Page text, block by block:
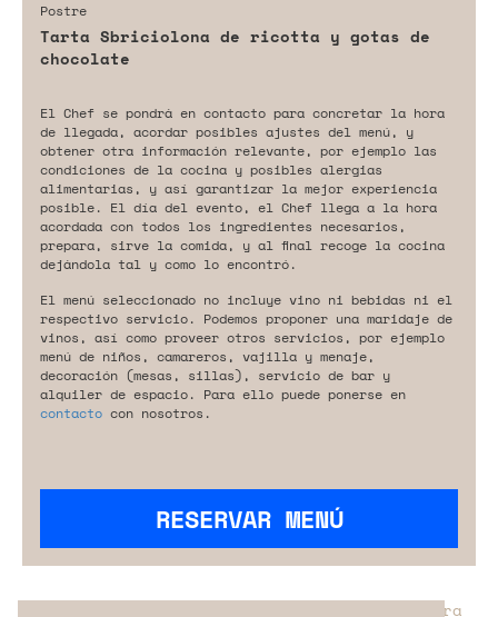
Postre
Tarta Sbriciolona de ricotta y gotas de
chocolate
El Chef se pondrá en contacto para concretar la hora
de llegada, acordar posibles ajustes del menú, y
obtener otra información relevante, por ejemplo las
condiciones de la cocina y posibles alergias
alimentarias, y así garantizar la mejor experiencia
posible. El día del evento, el Chef llega a la hora
acordada con todos los ingredientes necesarios,
prepara, sirve la comida, y al final recoge la cocina
dejándola tal y como lo encontró.
El menú seleccionado no incluye vino ni bebidas ni el
respectivo servicio. Podemos proponer una maridaje de
vinos, así como proveer otros servicios, por ejemplo
menú de niños, camareros, vajilla y menaje,
decoración (mesas, sillas), servicio de bar y
alquiler de espacio. Para ello puede ponerse en
contacto con nosotros.
RESERVAR MENÚ
¿No has encontrado el servicio perfecto para